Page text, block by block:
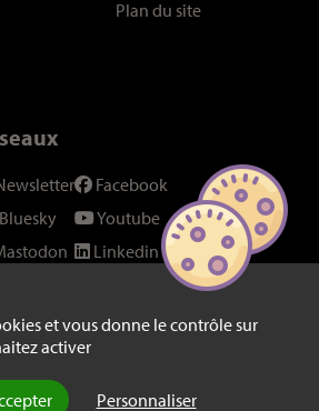
et vous donne le contrôle sur
activer
Personnaliser
Plan du site
X
Facebook
Youtube
Linkedin
Fil RSS